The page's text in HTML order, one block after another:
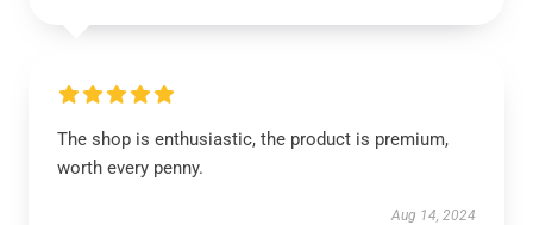
The shop is enthusiastic, the product is premium,
worth every penny.
Aug 14, 2024